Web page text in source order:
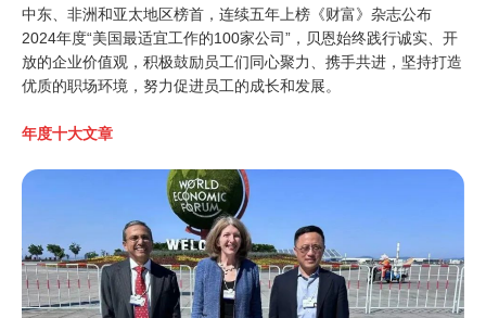
中东、非洲和亚太地区榜首，连续五年上榜《财富》杂志公布
2024年度“美国最适宜工作的100家公司”，贝恩始终践行诚实、开
放的企业价值观，积极鼓励员工们同心聚力、携手共进，坚持打造
优质的职场环境，努力促进员工的成长和发展。
年度十大文章